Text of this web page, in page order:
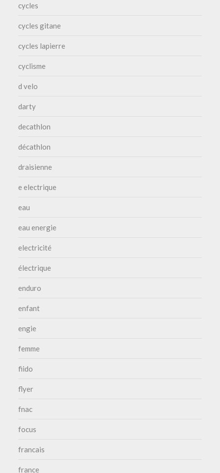
cycles
cycles gitane
cycles lapierre
cyclisme
d velo
darty
decathlon
décathlon
draisienne
e electrique
eau
eau energie
electricité
électrique
enduro
enfant
engie
femme
fiido
flyer
fnac
focus
francais
france